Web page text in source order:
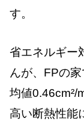
す。
省エネルギー
んが、FPの
均値0.46cm²/
高い断熱性能